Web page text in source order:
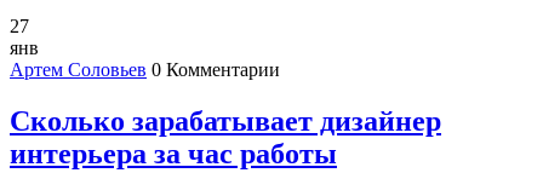
27
янв
Артем Соловьев 0 Комментарии
Сколько зарабатывает дизайнер
интерьера за час работы